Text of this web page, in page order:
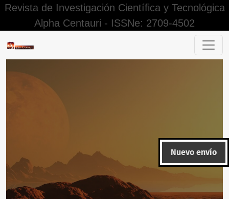
Revista de Investigación Científica y Tecnológica
Alpha Centauri - ISSNe: 2709-4502
Las habilidades blandas en el logro de aprendizajes de
Nuevo envío